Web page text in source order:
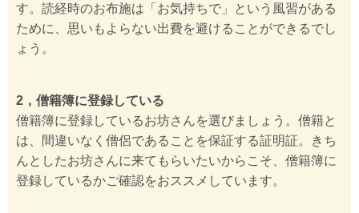
す。読経時のお布施は「お気持ちで」という風習がある
ために、思いもよらない出費を避けることができるでし
ょう。
2，僧籍簿に登録している
僧籍簿に登録しているお坊さんを選びましょう。僧籍と
は、間違いなく僧侶であることを保証する証明証。きち
んとしたお坊さんに来てもらいたいからこそ、僧籍簿に
登録しているかご確認をおススメしています。